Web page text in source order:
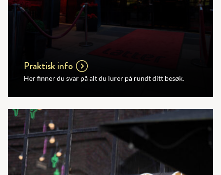
Praktisk info
Her finner du svar på alt du lurer på rundt ditt besøk.